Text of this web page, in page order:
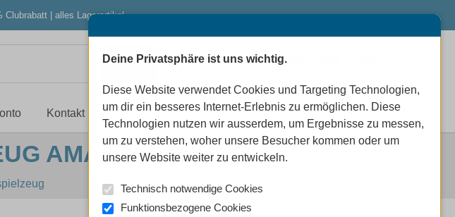
Clubrabatt | alles Lagerartikel
Kontakt
AMAZING TREATER
Deine Privatsphäre ist uns wichtig.
Diese Website verwendet Cookies und Targeting Technologien,
um dir ein besseres Internet-Erlebnis zu ermöglichen. Diese
Technologien nutzen wir ausserdem, um Ergebnisse zu messen,
um zu verstehen, woher unsere Besucher kommen oder um
unsere Website weiter zu entwickeln.
Technisch notwendige Cookies
Funktionsbezogene Cookies